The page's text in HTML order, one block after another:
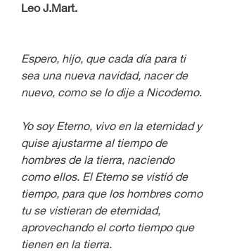
Leo J.Mart.
Espero, hijo, que cada día para ti
sea una nueva navidad, nacer de
nuevo, como se lo dije a Nicodemo.
Yo soy Eterno, vivo en la eternidad y
quise ajustarme al tiempo de
hombres de la tierra, naciendo
como ellos. El Eterno se vistió de
tiempo, para que los hombres como
tu se vistieran de eternidad,
aprovechando el corto tiempo que
tienen en la tierra.